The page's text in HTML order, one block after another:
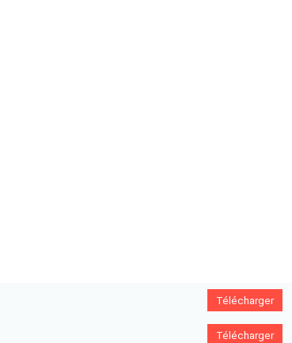
Télécharger
Télécharger